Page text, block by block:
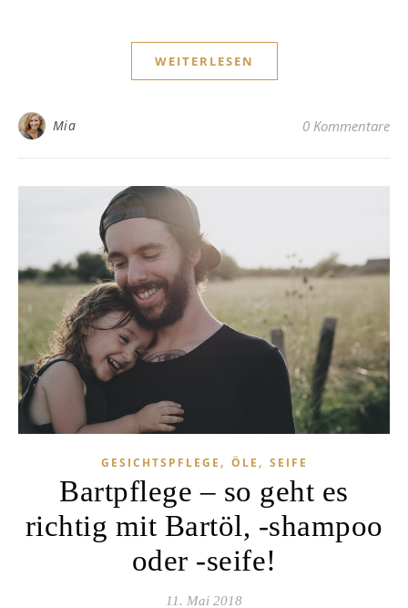
WEITERLESEN
Mia 0 Kommentare
GESICHTSPFLEGE , ÖLE , SEIFE
Bartpflege – so geht es
richtig mit Bartöl, -shampoo
oder -seife!
11. Mai 2018